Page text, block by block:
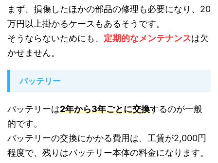
まず、損傷したほかの部品の修理も必要になり、20
万円以上掛かるケースもあるそうです。
そうならないためにも、 定期的なメンテナンスは欠
かせません。
バッテリー
バッテリーは2年から3年ごとに交換するのが一般
的です。
バッテリーの交換にかかる費用は、工賃が2,000円
程度で、残りはバッテリー本体の料金になります。